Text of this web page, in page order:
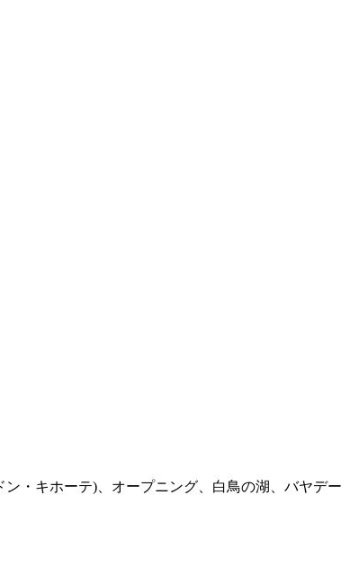
・キホーテ)、オープニング、白鳥の湖、バヤデ